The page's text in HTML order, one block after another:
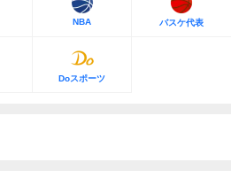
NBA バスケ代表
Doスポーツ